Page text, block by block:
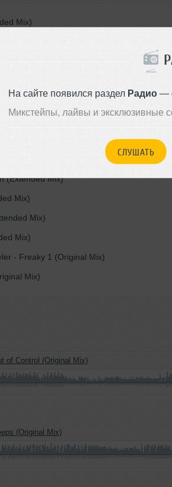
На сайте появился раздел Радио—
Микстейпы, лайвы и эксклюзивные
СЛУШАТЬ
Mix)
(Extended Mix)
Mix)
(Extended Mix)
Mix)
Wilson (Whitesquare Extended Remix)
Anza Remix)
(Extended Mix)
Mix)
Mix)
Mix)
- Freaky 1 (Original Mix)
Mix)
of Control (Original Mix)
(Original Mix)